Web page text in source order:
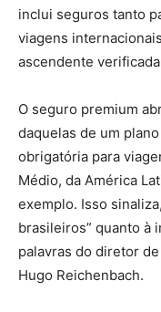
inclui seguros tanto
viagens
ascendente
O seguro premium
daquelas de um
obrigatória para
Médio, da América
exemplo. Isso
brasileiros” quanto à
palavras do diretor
Hugo Reichenbach.